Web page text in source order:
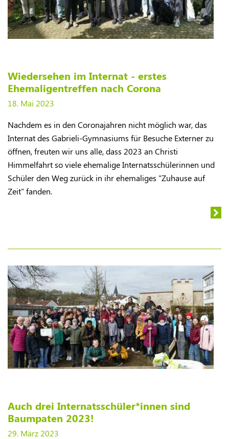
Wiedersehen im Internat - erstes
Ehemaligentreffen nach Corona
18. Mai 2023
Nachdem es in den Coronajahren nicht möglich war, das
Internat des Gabrieli-Gymnasiums für Besuche Externer zu
öffnen, freuten wir uns alle, dass 2023 an Christi
Himmelfahrt so viele ehemalige Internatsschülerinnen und
Schüler den Weg zurück in ihr ehemaliges "Zuhause auf
Zeit" fanden.
Auch drei Internatsschüler*innen sind
Baumpaten 2023!
29. März 2023